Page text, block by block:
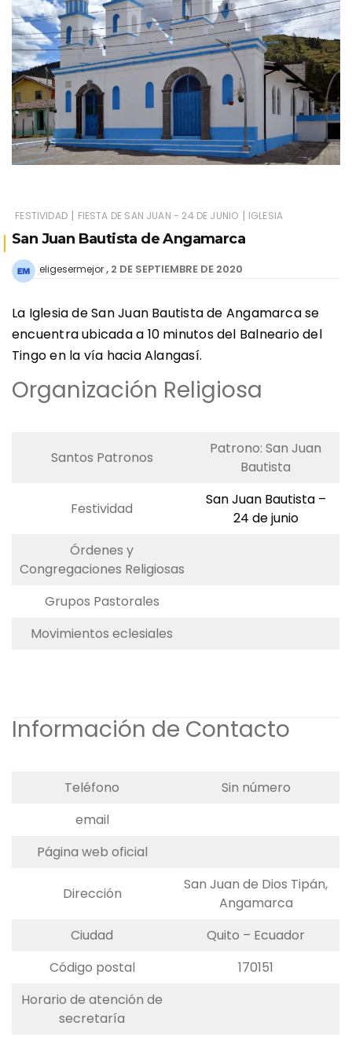
FESTIVIDAD | FIESTA DE SAN JUAN - 24 DE JUNIO | IGLESIA
San Juan Bautista de Angamarca
eligesermejor 2 DE SEPTIEMBRE DE 2020
La Iglesia de San Juan Bautista de Angamarca se
encuentra ubicada a 10 minutos del Balneario del
Tingo en la vía hacia Alangasí.
Organización Religiosa
Santos Patronos
Patrono: San Juan
Bautista
Festividad
San Juan Bautista –
24 de junio
Órdenes y
Congregaciones Religiosas
Grupos Pastorales
Movimientos eclesiales
Información de Contacto
Teléfono
Sin número
email
Página web oficial
Dirección
San Juan de Dios Tipán,
Angamarca
Ciudad
Quito – Ecuador
Código postal
170151
Horario de atención de
secretaría